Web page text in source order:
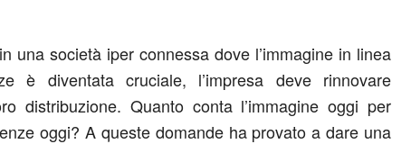
una società iper connessa dove l’immagine in linea
è diventata cruciale, l’impresa deve rinnovare
distribuzione. Quanto conta l’immagine oggi per
oggi? A queste domande ha provato a dare una